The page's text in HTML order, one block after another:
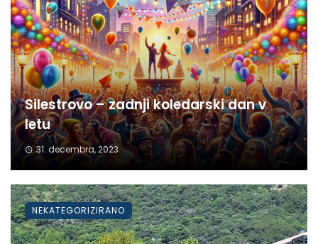
Silestrovo – zadnji koledarski dan v
letu
31. decembra, 2023
NEKATEGORIZIRANO